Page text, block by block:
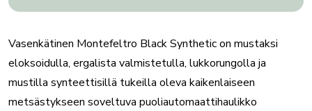
Vasenkätinen Montefeltro Black Synthetic on mustaksi
eloksoidulla, ergalista valmistetulla, lukkorungolla ja
mustilla synteettisillä tukeilla oleva kaikenlaiseen
metsästykseen soveltuva puoliautomaattihaulikko